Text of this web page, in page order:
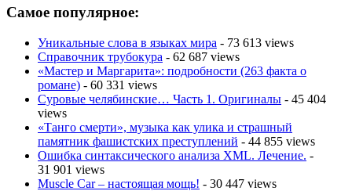
Самое популярное:
Уникальные слова в языках мира - 73 613 views
Справочник трубокура - 62 687 views
«Мастер и Маргарита»: подробности (263 факта о
романе) - 60 331 views
Суровые челябинские… Часть 1. Оригиналы - 45 404
views
«Танго смерти», музыка как улика и страшный
памятник фашистских преступлений - 44 855 views
Ошибка синтаксического анализа XML. Лечение. -
31 901 views
Muscle Car – настоящая мощь! - 30 447 views